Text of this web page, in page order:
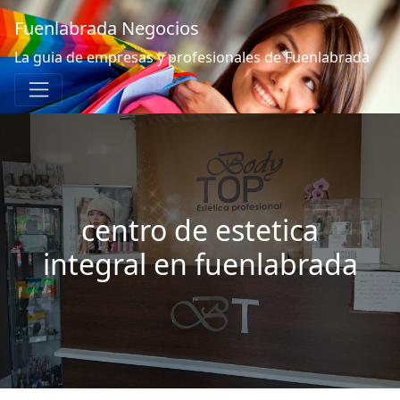
Fuenlabrada Negocios
La guia de empresas y profesionales de Fuenlabrada
centro de estetica
integral en fuenlabrada